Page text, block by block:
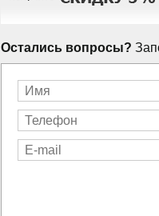
Остались вопросы?